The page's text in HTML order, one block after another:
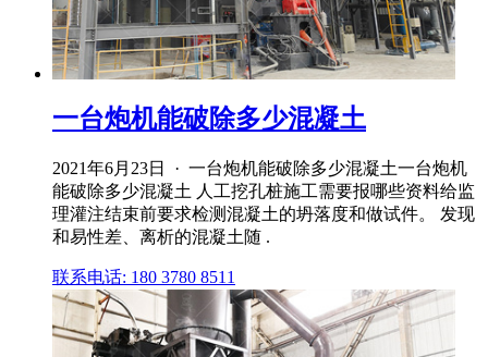
一台炮机能破除多少混凝土
2021年6月23日 · 一台炮机能破除多少混凝土一台炮机
能破除多少混凝土 人工挖孔桩施工需要报哪些资料给监
理灌注结束前要求检测混凝土的坍落度和做试件。 发现
和易性差、离析的混凝土随 .
联系电话: 180 3780 8511